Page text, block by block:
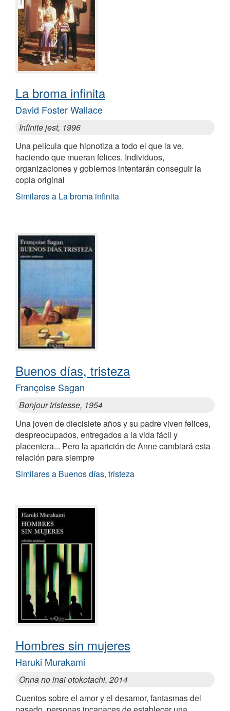
La broma infinita
David Foster Wallace
Infinite jest, 1996
Una película que hipnotiza a todo el que la ve,
haciendo que mueran felices. Individuos,
organizaciones y gobiernos intentarán conseguir la
copia original
Similares a La broma infinita
Buenos días, tristeza
Françoise Sagan
Bonjour tristesse, 1954
Una joven de diecisiete años y su padre viven felices,
despreocupados, entregados a la vida fácil y
placentera... Pero la aparición de Anne cambiará esta
relación para siempre
Similares a Buenos días, tristeza
Hombres sin mujeres
Haruki Murakami
Onna no inai otokotachi, 2014
Cuentos sobre el amor y el desamor, fantasmas del